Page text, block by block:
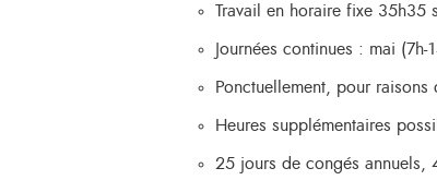
Travail en horaire fixe 35h35
Journées continues : mai
Ponctuellement, pour
Heures supplémentaires
25 jours de congés annuels,